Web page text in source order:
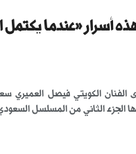
أسرار «عندما يكتمل
الفنان الكويتي فيصل العميري
الجزء الثاني من المسلسل